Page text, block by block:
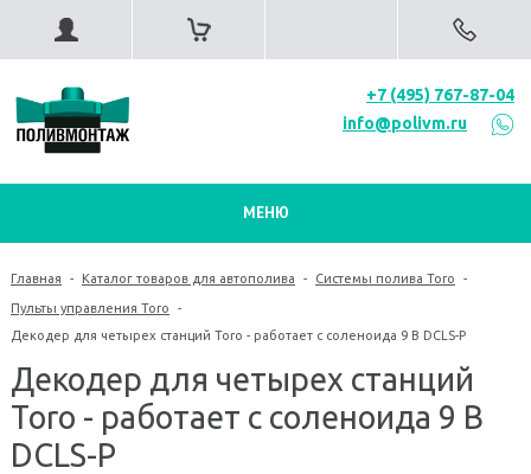
+7 (495) 767-87-04
info@polivm.ru
МЕНЮ
Главная - Каталог товаров для автополива - Системы полива Toro -
Пульты управления Toro
-
Декодер для четырех станций Toro - работает с соленоида 9 В DCLS-P
Декодер для четырех станций
Toro - работает с соленоида 9 В
DCLS-P